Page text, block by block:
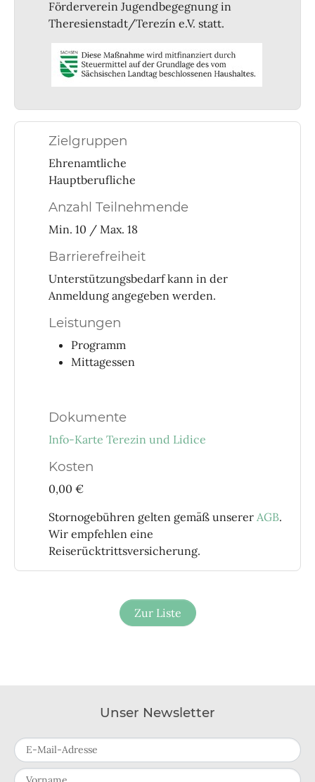
Förderverein Jugendbegegnung in
Theresienstadt/Terezín e.V. statt.
Zielgruppen
Ehrenamtliche
Hauptberufliche
Anzahl Teilnehmende
Min. 10 / Max. 18
Barrierefreiheit
Unterstützungsbedarf kann in der
Anmeldung angegeben werden.
Leistungen
Programm
Mittagessen
Dokumente
Info-Karte Terezin und Lidice
Kosten
0,00 €
Stornogebühren gelten gemäß unserer AGB.
Wir empfehlen eine
Reiserücktrittsversicherung.
Zur Liste
Unser Newsletter